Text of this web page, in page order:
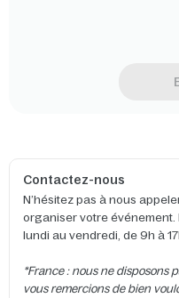
Contactez-nous
N’hésitez pas à nous
organiser votre événement.
lundi au vendredi, de 9h à
*France : nous ne disposons
vous remercions de bien